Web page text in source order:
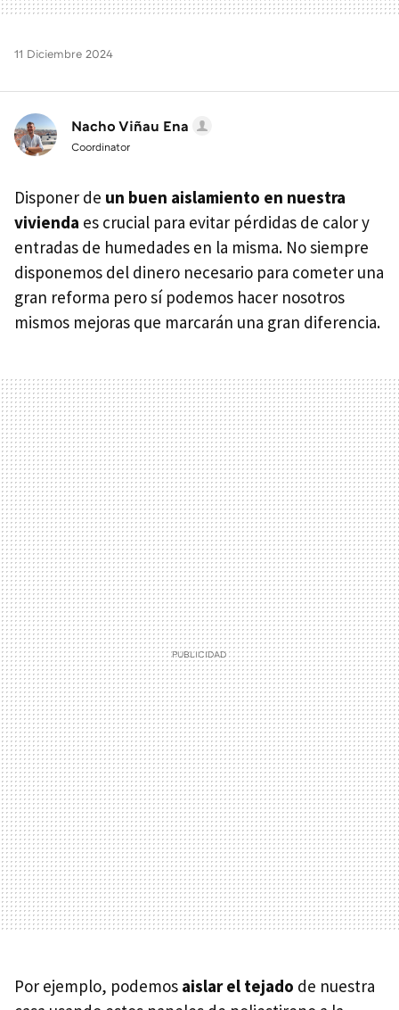
11 Diciembre 2024
Nacho Viñau Ena
Coordinator
Disponer de un buen aislamiento en nuestra
vivienda es crucial para evitar pérdidas de calor y
entradas de humedades en la misma. No siempre
disponemos del dinero necesario para cometer una
gran reforma pero sí podemos hacer nosotros
mismos mejoras que marcarán una gran diferencia.
Por ejemplo, podemos aislar el tejado de nuestra